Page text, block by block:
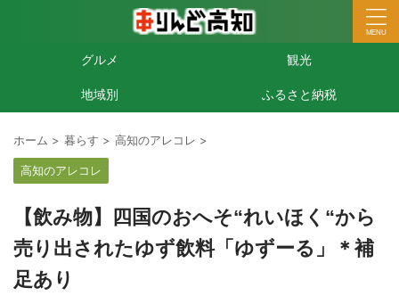
グルメ 観光
地域別 ふるさと納税
ホーム > 暮らす > 高知のアレコレ >
高知のアレコレ
【飲み物】四国のおへそ“れいほく“から
売り出されたゆず飲料「ゆずーる」＊補
足あり